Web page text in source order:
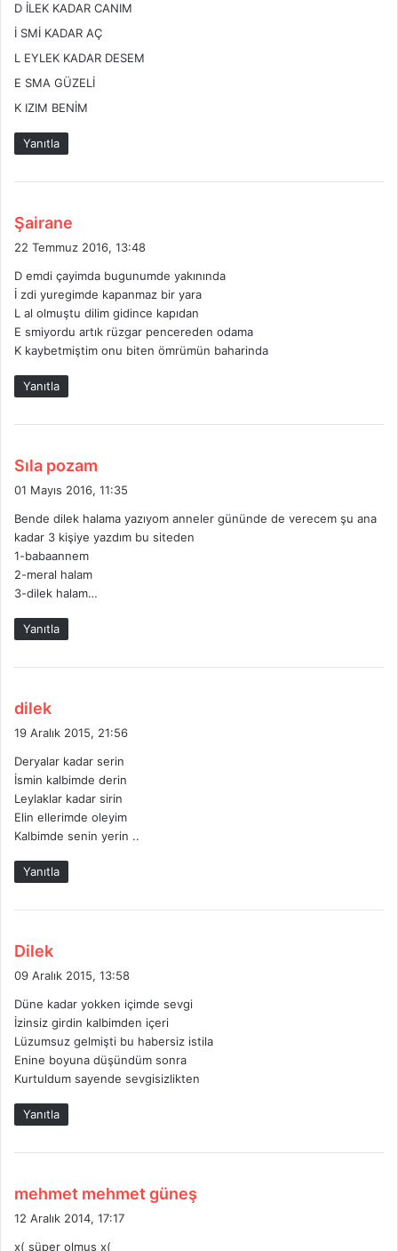
D İLEK KADAR CANIM
İ SMİ KADAR AÇ
L EYLEK KADAR DESEM
E SMA GÜZELİ
K IZIM BENİM
Yanıtla
Şairane
i
k
i
22 Temmuz 2016, 13:48
D emdi çayimda bugunumde yakınında
İ zdi yuregimde kapanmaz bir yara
L al olmuştu dilim gidince kapıdan
E smiyordu artık rüzgar pencereden odama
K kaybetmiştim onu biten ömrümün baharinda
Yanıtla
Sıla pozam
e
i
k
01 Mayıs 2016, 11:35
Bende dilek halama yazıyom anneler gününde de verecem şu ana
kadar 3 kişiye yazdım bu siteden
1-babaannem
2-meral halam
3-dilek halam…
Yanıtla
dilek
e
i
k
i
19 Aralık 2015, 21:56
Deryalar kadar serin
İsmin kalbimde derin
Leylaklar kadar sirin
Elin ellerimde oleyim
Kalbimde senin yerin ..
Yanıtla
Dilek
e
i
k
i
09 Aralık 2015, 13:58
Düne kadar yokken içimde sevgi
İzinsiz girdin kalbimden içeri
Lüzumsuz gelmişti bu habersiz istila
Enine boyuna düşündüm sonra
Kurtuldum sayende sevgisizlikten
Yanıtla
mehmet mehmet güneş
12 Aralık 2014, 17:17
x( süper olmuş x(